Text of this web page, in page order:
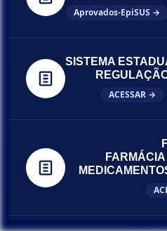
Aprovados-EpiSUS →
SISTEMA
ACESSAR →